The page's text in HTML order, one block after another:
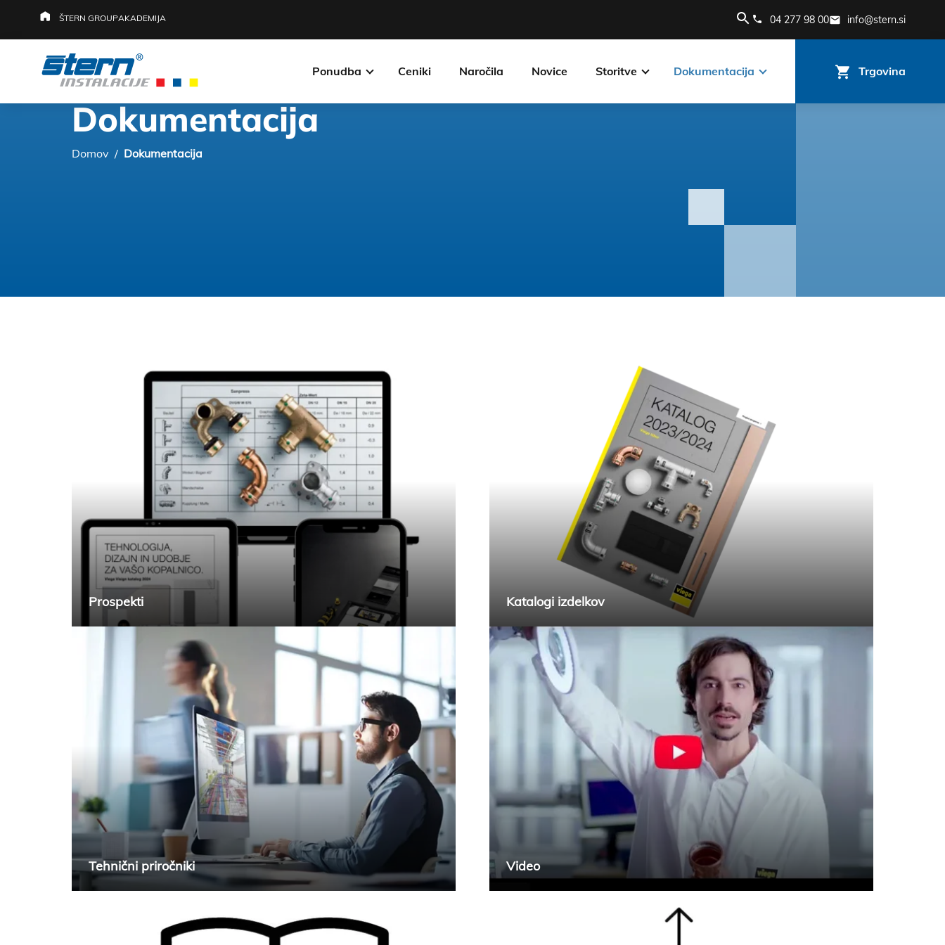
ŠTERN GROUPAKADEMIJA 04 277 98 00 info@stern.si
Ponudba Ceniki Naročila Novice Storitve Dokumentacija Trgovina
Dokumentacija
Domov / Dokumentacija
Prospekti Katalogi izdelkov
Tehnični priročniki Video